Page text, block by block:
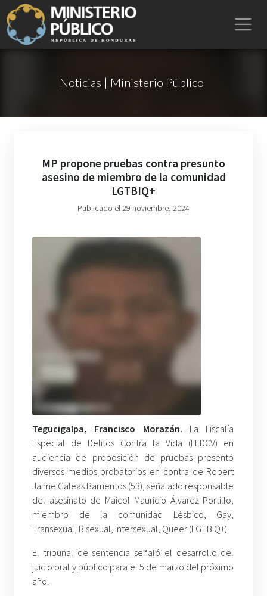
Noticias | Ministerio Público
MP propone pruebas contra presunto
asesino de miembro de la comunidad
LGTBIQ+
Publicado el 29 noviembre, 2024
Tegucigalpa, Francisco Morazán. La Fiscalía
Especial de Delitos Contra la Vida (FEDCV) en
audiencia de proposición de pruebas presentó
diversos medios probatorios en contra de Robert
Jaime Galeas Barrientos (53), señalado responsable
del asesinato de Maicol Mauricio Álvarez Portillo,
miembro de la comunidad Lésbico, Gay,
Transexual, Bisexual, Intersexual, Queer (LGTBIQ+).
El tribunal de sentencia señaló el desarrollo del
juicio oral y público para el 5 de marzo del próximo
año.